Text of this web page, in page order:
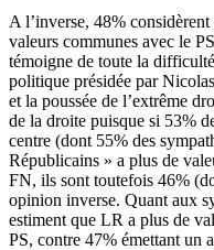
A l’inverse, 48%
valeurs communes avec le
témoigne de toute la
politique présidée par
et la poussée de l’extrême
de la droite puisque si 53%
centre (dont 55% des
Républicains » a plus de
FN, ils sont toutefois 46%
opinion inverse. Quant aux
estiment que LR a plus de
PS, contre 47% émettant un